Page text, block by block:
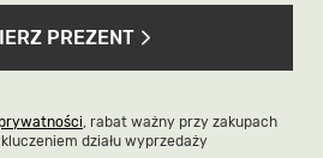
PREZENT
, rabat ważny przy zakupach
działu wyprzedaży